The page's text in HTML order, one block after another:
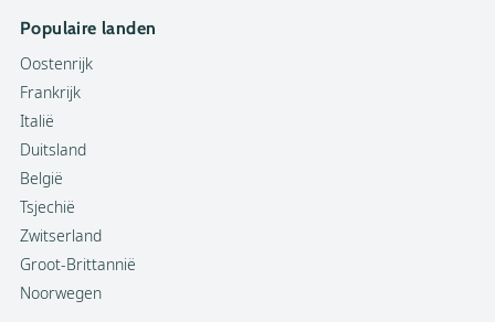
Populaire landen
Oostenrijk
Frankrijk
Italië
Duitsland
België
Tsjechië
Zwitserland
Groot-Brittannië
Noorwegen